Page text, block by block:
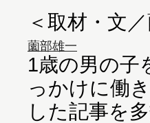
＜取材・文
薗部雄一
1歳の男の子
っかけに働
した記事を